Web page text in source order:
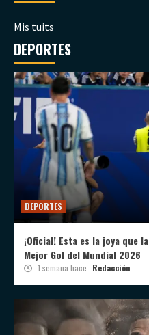
Mis tuits
DEPORTES
DEPORTES
¡Oficial! Esta es la joya que
Mejor Gol del Mundial 2026
1 semana hace Redacción